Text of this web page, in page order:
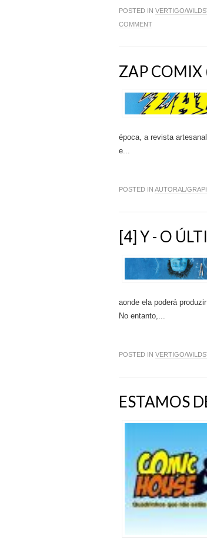
POSTED IN VERTIGO/
COMMENT
ZAP COMIX
época, a revista
e...
POSTED IN AUTORAL/
[4] Y - O
aonde ela poderá
No entanto,...
POSTED IN VERTIGO/
ESTAMOS